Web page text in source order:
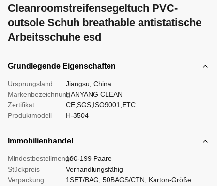
Cleanroomstreifensegeltuch PVC-
outsole Schuh breathable antistatische
Arbeitsschuhe esd
Grundlegende Eigenschaften
Ursprungsland
Jiangsu, China
MarkenbezeichnungHANYANG CLEAN
Zertifikat
CE,SGS,ISO9001,ETC.
Produktmodell
H-3504
Immobilienhandel
Mindestbestellmenge100-199 Paare
Stückpreis
Verhandlungsfähig
Verpackung
1SET/BAG, 50BAGS/CTN, Karton-Größe: